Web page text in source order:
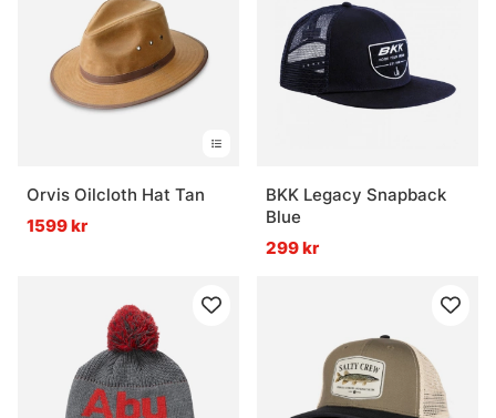
Orvis Oilcloth Hat Tan
1599 kr
BKK Legacy Snapback
Blue
299 kr